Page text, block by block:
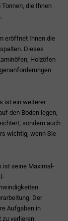
die Ihnen
eröffnet Ihnen die
Dieses
Holzöfen
ist ein weiterer
den Boden legen,
sondern auch
wichtig, wenn Sie
ist seine Maximal-
Der
Aufgaben in
verlieren.